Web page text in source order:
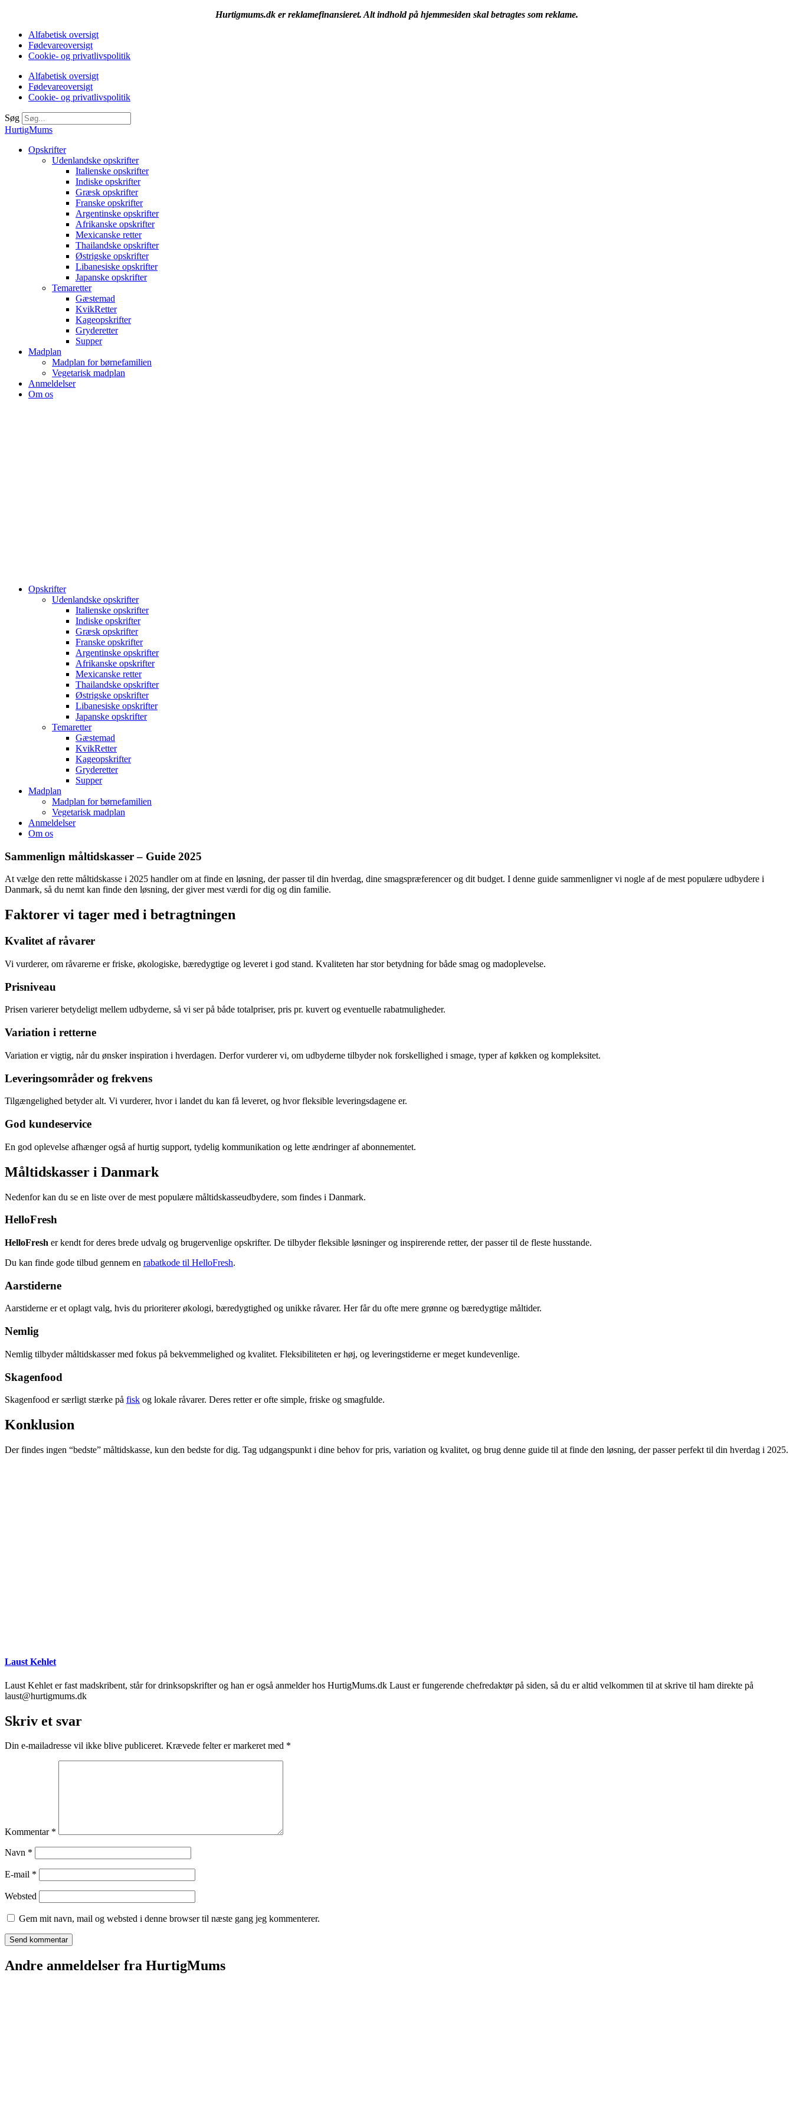
Hurtigmums.dk er reklamefinansieret. Alt indhold på hjemmesiden skal betragtes som reklame.
Alfabetisk oversigt
Fødevareoversigt
Cookie- og privatlivspolitik
Alfabetisk oversigt
Fødevareoversigt
Cookie- og privatlivspolitik
Søg
HurtigMums
Opskrifter
Udenlandske opskrifter
Italienske opskrifter
Indiske opskrifter
Græsk opskrifter
Franske opskrifter
Argentinske opskrifter
Afrikanske opskrifter
Mexicanske retter
Thailandske opskrifter
Østrigske opskrifter
Libanesiske opskrifter
Japanske opskrifter
Temaretter
Gæstemad
KvikRetter
Kageopskrifter
Gryderetter
Supper
Madplan
Madplan for børnefamilien
Vegetarisk madplan
Anmeldelser
Om os
Opskrifter
Udenlandske opskrifter
Italienske opskrifter
Indiske opskrifter
Græsk opskrifter
Franske opskrifter
Argentinske opskrifter
Afrikanske opskrifter
Mexicanske retter
Thailandske opskrifter
Østrigske opskrifter
Libanesiske opskrifter
Japanske opskrifter
Temaretter
Gæstemad
KvikRetter
Kageopskrifter
Gryderetter
Supper
Madplan
Madplan for børnefamilien
Vegetarisk madplan
Anmeldelser
Om os
Sammenlign måltidskasser – Guide 2025
At vælge den rette måltidskasse i 2025 handler om at finde en løsning, der passer til din hverdag, dine smagspræferencer og dit budget. I denne guide sammenligner vi nogle af de mest populære udbydere i
Danmark, så du nemt kan finde den løsning, der giver mest værdi for dig og din familie.
Faktorer vi tager med i betragtningen
Kvalitet af råvarer
Vi vurderer, om råvarerne er friske, økologiske, bæredygtige og leveret i god stand. Kvaliteten har stor betydning for både smag og madoplevelse.
Prisniveau
Prisen varierer betydeligt mellem udbyderne, så vi ser på både totalpriser, pris pr. kuvert og eventuelle rabatmuligheder.
Variation i retterne
Variation er vigtig, når du ønsker inspiration i hverdagen. Derfor vurderer vi, om udbyderne tilbyder nok forskellighed i smage, typer af køkken og kompleksitet.
Leveringsområder og frekvens
Tilgængelighed betyder alt. Vi vurderer, hvor i landet du kan få leveret, og hvor fleksible leveringsdagene er.
God kundeservice
En god oplevelse afhænger også af hurtig support, tydelig kommunikation og lette ændringer af abonnementet.
Måltidskasser i Danmark
Nedenfor kan du se en liste over de mest populære måltidskasseudbydere, som findes i Danmark.
HelloFresh
HelloFresh er kendt for deres brede udvalg og brugervenlige opskrifter. De tilbyder fleksible løsninger og inspirerende retter, der passer til de fleste husstande.
Du kan finde gode tilbud gennem en rabatkode til HelloFresh.
Aarstiderne
Aarstiderne er et oplagt valg, hvis du prioriterer økologi, bæredygtighed og unikke råvarer. Her får du ofte mere grønne og bæredygtige måltider.
Nemlig
Nemlig tilbyder måltidskasser med fokus på bekvemmelighed og kvalitet. Fleksibiliteten er høj, og leveringstiderne er meget kundevenlige.
Skagenfood
Skagenfood er særligt stærke på fisk og lokale råvarer. Deres retter er ofte simple, friske og smagfulde.
Konklusion
Der findes ingen “bedste” måltidskasse, kun den bedste for dig. Tag udgangspunkt i dine behov for pris, variation og kvalitet, og brug denne guide til at finde den løsning, der passer perfekt til din hverdag i 2025.
Laust Kehlet
Laust Kehlet er fast madskribent, står for drinksopskrifter og han er også anmelder hos HurtigMums.dk Laust er fungerende chefredaktør på siden, så du er altid velkommen til at skrive til ham direkte på
laust@hurtigmums.dk
Skriv et svar
Din e-mailadresse vil ikke blive publiceret. Krævede felter er markeret med *
Kommentar *
Navn *
E-mail *
Websted
Gem mit navn, mail og websted i denne browser til næste gang jeg kommenterer.
Andre anmeldelser fra HurtigMums